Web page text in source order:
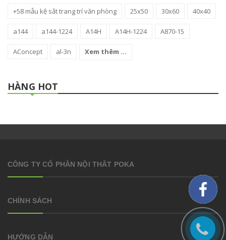
+58 mẫu kệ sắt trang trí văn phòng 25x50 30x60 40x40
a144 a144-1224 A14H A14H-1224 A870-15
AConcept al-3n Xem thêm ...
HÀNG HOT
CÔNG TY CỔ PHẦN NỘI THẤT POKA
CHÍNH SÁCH
HƯỚNG DẪN